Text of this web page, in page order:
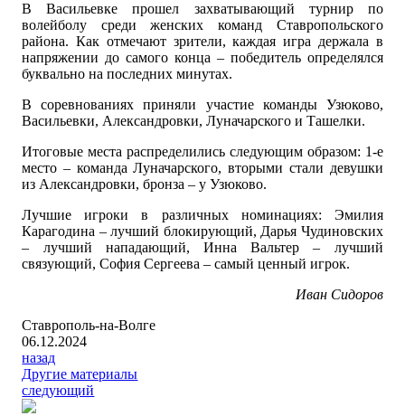
В Васильевке прошел захватывающий турнир по
волейболу среди женских команд Ставропольского
района. Как отмечают зрители, каждая игра держала в
напряжении до самого конца – победитель определялся
буквально на последних минутах.
В соревнованиях приняли участие команды Узюково,
Васильевки, Александровки, Луначарского и Ташелки.
Итоговые места распределились следующим образом: 1-е
место – команда Луначарского, вторыми стали девушки
из Александровки, бронза – у Узюково.
Лучшие игроки в различных номинациях: Эмилия
Карагодина – лучший блокирующий, Дарья Чудиновских
– лучший нападающий, Инна Вальтер – лучший
связующий, София Сергеева – самый ценный игрок.
Иван Сидоров
Ставрополь-на-Волге
06.12.2024
назад
Другие материалы
следующий